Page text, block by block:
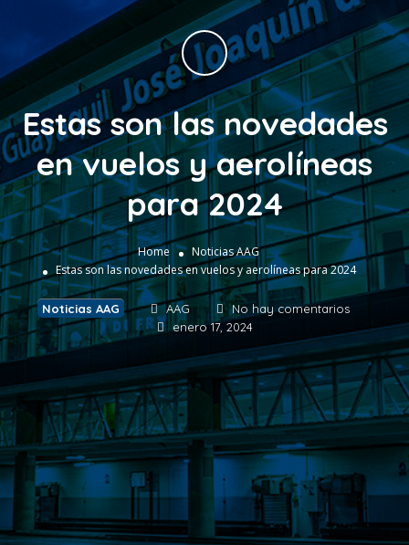
Estas son las novedades
en vuelos y aerolíneas
para 2024
Home
Noticias AAG
Estas son las novedades en vuelos y aerolíneas para 2024
Noticias AAG AAG
No hay comentarios
enero 17, 2024